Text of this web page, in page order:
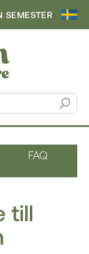
SEMESTER
FAQ
till